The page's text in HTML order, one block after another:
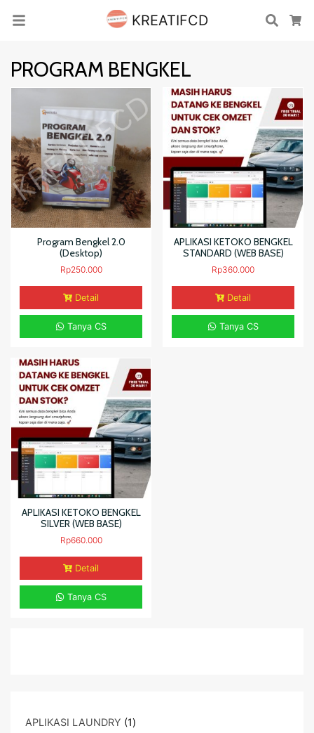
KREATIFCD Cari
PROGRAM BENGKEL
Program Bengkel 2.0
(Desktop)
Rp250.000
Detail
Tanya CS
APLIKASI KETOKO BENGKEL
STANDARD (WEB BASE)
Rp360.000
Detail
Tanya CS
APLIKASI KETOKO BENGKEL
SILVER (WEB BASE)
Rp660.000
Detail
Tanya CS
APLIKASI LAUNDRY 11